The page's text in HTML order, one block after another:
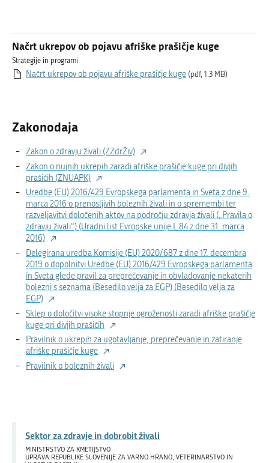
Načrt ukrepov ob pojavu afriške prašičje kuge
Strategije in programi
Načrt ukrepov ob pojavu afriške prašičje kuge (pdf, 1.3 MB)
Zakonodaja
Zakon o zdravju živali (ZZdrŽiv)
Zakon o nujnih ukrepih zaradi afriške prašičje kuge pri divjih
prašičih (ZNUAPK)
Uredbe (EU) 2016/429 Evropskega parlamenta in Sveta z dne 9.
marca 2016 o prenosljivih boleznih živali in o spremembi ter
razveljavitvi določenih aktov na področju zdravja živali („Pravila o
zdravju živali“) (Uradni list Evropske unije L 84 z dne 31. marca
2016)
Delegirana uredba Komisije (EU) 2020/687 z dne 17. decembra
2019 o dopolnitvi Uredbe (EU) 2016/429 Evropskega parlamenta
in Sveta glede pravil za preprečevanje in obvladovanje nekaterih
bolezni s seznama (Besedilo velja za EGP) (Besedilo velja za
EGP)
Sklep o določitvi visoke stopnje ogroženosti zaradi afriške prašičje
kuge pri divjih prašičih
Pravilnik o ukrepih za ugotavljanje, preprečevanje in zatiranje
afriške prašičje kuge
Pravilnik o boleznih živali
Sektor za zdravje in dobrobit živali
MINISTRSTVO ZA KMETIJSTVO
UPRAVA REPUBLIKE SLOVENIJE ZA VARNO HRANO, VETERINARSTVO IN